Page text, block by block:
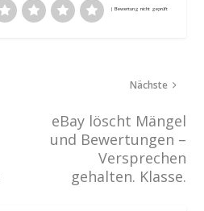
Nächste
eBay löscht Mängel
und Bewertungen –
Versprechen
gehalten. Klasse.